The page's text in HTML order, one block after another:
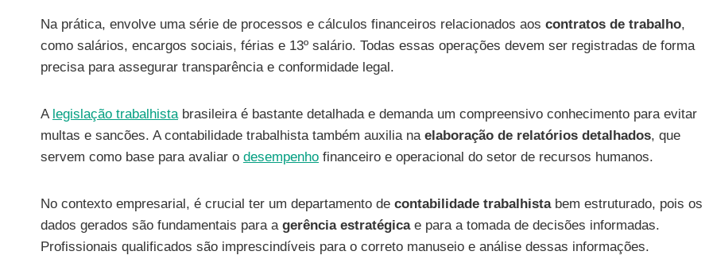
Na prática, envolve uma série de processos e cálculos financeiros relacionados aos contratos de trabalho,
como salários, encargos sociais, férias e 13º salário. Todas essas operações devem ser registradas de forma
precisa para assegurar transparência e conformidade legal.
A legislação trabalhista brasileira é bastante detalhada e demanda um compreensivo conhecimento para evitar
multas e sancões. A contabilidade trabalhista também auxilia na elaboração de relatórios detalhados, que
servem como base para avaliar o desempenho financeiro e operacional do setor de recursos humanos.
No contexto empresarial, é crucial ter um departamento de contabilidade trabalhistabem estruturado, pois os
dados gerados são fundamentais para a gerência estratégicae para a tomada de decisões informadas.
Profissionais qualificados são imprescindíveis para o correto manuseio e análise dessas informações.